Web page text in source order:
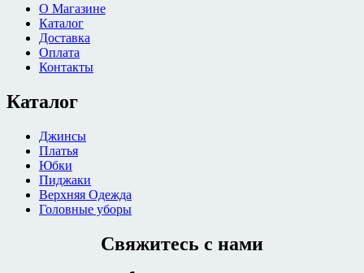
О Магазине
Каталог
Доставка
Оплата
Контакты
Каталог
Джинсы
Платья
Юбки
Пиджаки
Верхняя Одежда
Головные уборы
Свяжитесь с нами